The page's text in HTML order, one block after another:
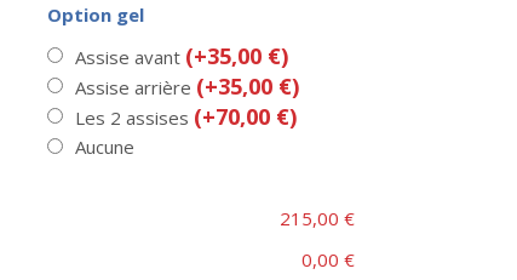
Option gel
Assise avant (+35,00 €)
Assise arrière (+35,00 €)
Les 2 assises (+70,00 €)
Aucune
215,00 €
0,00 €